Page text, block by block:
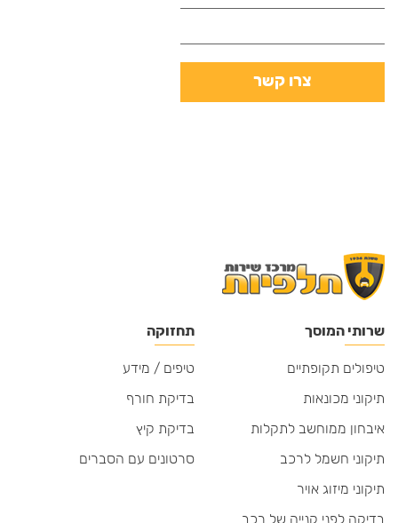
צרו קשר
שרותי המוסך
טיפולים תקופתיים
תיקוני מכונאות
איבחון ממוחשב לתקלות
תיקוני חשמל לרכב
תיקוני מיזוג אויר
בדיקה לפני קנייה של רכב
תחזוקה
טיפים / מידע
בדיקת חורף
בדיקת קיץ
סרטונים עם הסברים